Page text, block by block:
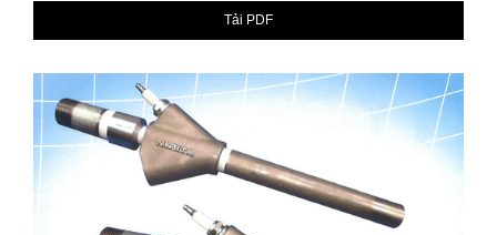
Tải PDF